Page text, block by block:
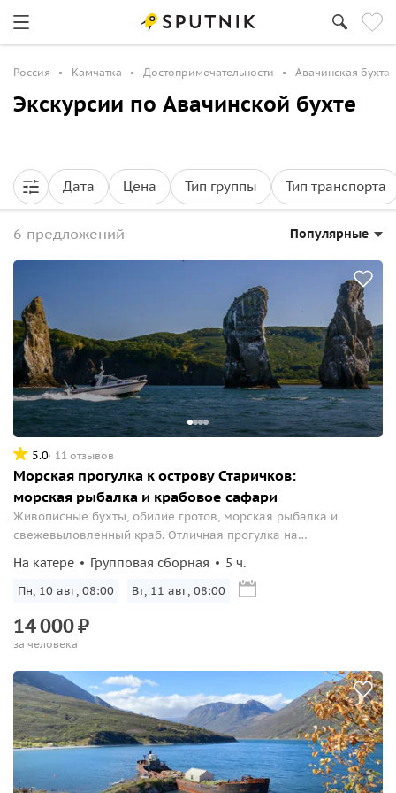
Россия Камчатка Достопримечательности Авачинская бухта
Экскурсии по Авачинской бухте
Дата Цена Тип группы Тип транспорта
6 предложений Популярные
5.0 11 отзывов
Морская прогулка к острову Старичков:
морская рыбалка и крабовое сафари
Живописные бухты, обилие гротов, морская рыбалка и
свежевыловленный краб. Отличная прогулка на
острову птичьих базаров — острову Старичков.
На катере Групповая сборная 5 ч.
Пн, 10 авг, 08:00 Вт, 11 авг, 08:00
14000₽
за человека